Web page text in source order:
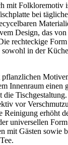
mit Folkloremotiv
bei
Design, das
rechteckige
sowohl in der
Innenraum einen
die
vor
Reinigung erhöht
universellen
mit Gästen sowie